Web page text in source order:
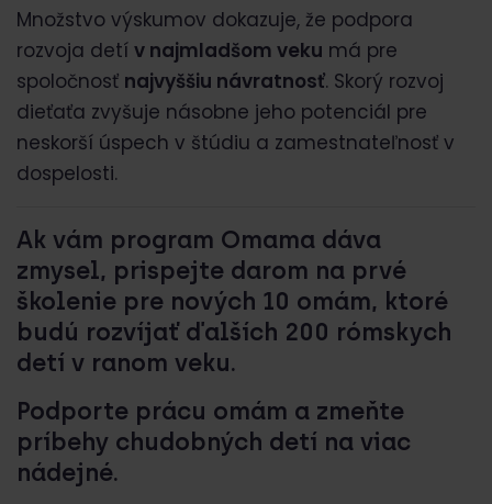
Množstvo výskumov dokazuje, že podpora
rozvoja detí v najmladšom veku má pre
spoločnosť najvyššiu návratnosť. Skorý rozvoj
dieťaťa zvyšuje násobne jeho potenciál pre
neskorší úspech v štúdiu a zamestnateľnosť v
dospelosti.
Ak vám program Omama dáva
zmysel, prispejte darom na prvé
školenie pre nových 10 omám, ktoré
budú rozvíjať ďalších 200 rómskych
detí v ranom veku.
Podporte prácu omám a zmeňte
príbehy chudobných detí na viac
nádejné.